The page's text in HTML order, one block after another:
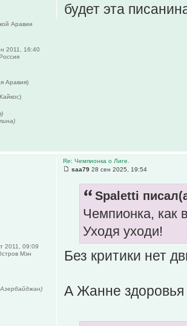
будет эта
Аравии
2011, 16:40
Аравия)
Re: Чемпионка о Лиге.
saa79 28 сен 2025, 19:54
Spaletti
Чемпионка, как
Уходя уходи!
Без критики нет
А Жанне
2011, 09:09
Мэн